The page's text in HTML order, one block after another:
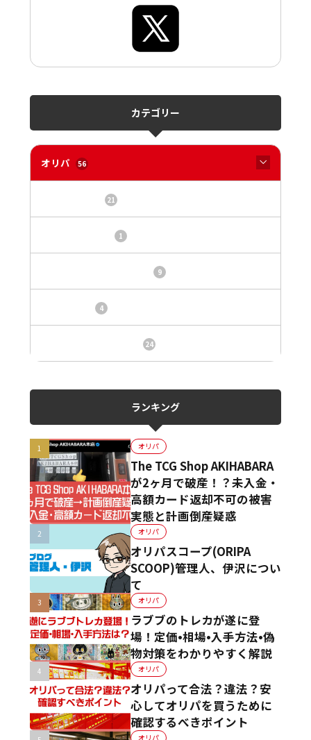
カテゴリー
オリパ 56
21
1
9
4
24
ランキング
オリパ
The TCG Shop AKIHABARA
が2ヶ月で破産！？未入金・
高額カード返却不可の被害
実態と計画倒産疑惑
オリパ
オリパスコープ(ORIPA
SCOOP)管理人、伊沢につい
て
オリパ
ラブブのトレカが遂に登
場！定価•相場•入手方法•偽
物対策をわかりやすく解説
オリパ
オリパって合法？違法？安
心してオリパを買うために
確認するべきポイント
オリパ